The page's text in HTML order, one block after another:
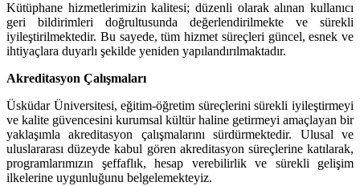
Kütüphane hizmetlerimizin kalitesi; düzenli olarak alınan kullanıcı
geri bildirimleri doğrultusunda değerlendirilmekte ve sürekli
iyileştirilmektedir. Bu sayede, tüm hizmet süreçleri güncel, esnek ve
ihtiyaçlara duyarlı şekilde yeniden yapılandırılmaktadır.
Akreditasyon Çalışmaları
Üsküdar Üniversitesi, eğitim-öğretim süreçlerini sürekli iyileştirmeyi
ve kalite güvencesini kurumsal kültür haline getirmeyi amaçlayan bir
yaklaşımla akreditasyon çalışmalarını sürdürmektedir. Ulusal ve
uluslararası düzeyde kabul gören akreditasyon süreçlerine katılarak,
programlarımızın şeffaflık, hesap verebilirlik ve sürekli gelişim
ilkelerine uygunluğunu belgelemekteyiz.